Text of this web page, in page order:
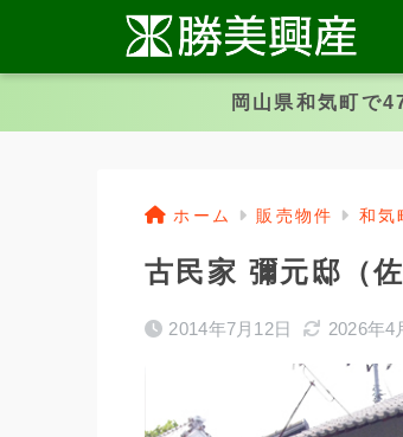
岡山県和気町で
ホーム 販売物件 和気
古民家 彌元邸（佐
2014年7月12日 2026年4